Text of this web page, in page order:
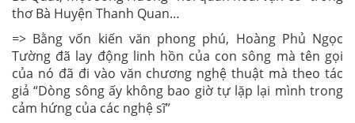
thơ Bà Huyện Thanh Quan…
=> Bằng vốn kiến văn phong phú, Hoàng Phủ Ngọc
Tường đã lay động linh hồn của con sông mà tên gọi
của nó đã đi vào văn chương nghệ thuật mà theo tác
giả “Dòng sông ấy không bao giờ tự lặp lại mình trong
cảm hứng của các nghệ sĩ”